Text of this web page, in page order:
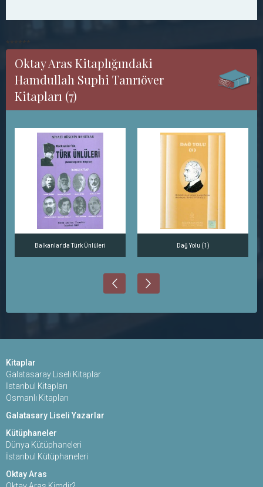
Oktay Aras Kitaplığındaki
Hamdullah Suphi Tanrıöver
Kitapları (7)
Balkanlar'da Türk Ünlüleri Dağ Yolu (1)
Kitaplar
Galatasaray Liseli Kitaplar
İstanbul Kitapları
Osmanlı Kitapları
Galatasary Liseli Yazarlar
Kütüphaneler
Dünya Kütüphaneleri
İstanbul Kütüphaneleri
Oktay Aras